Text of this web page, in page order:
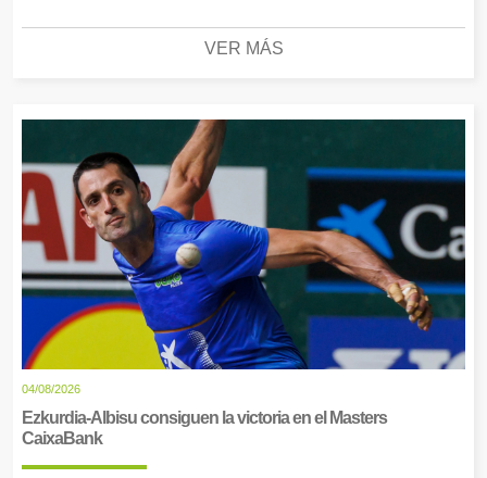
VER MÁS
04/08/2026
Ezkurdia-Albisu consiguen la victoria en el Masters
CaixaBank